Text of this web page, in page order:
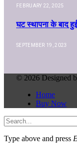
FEBRUARY 22, 2025
घट स्थापना के बाद
SEPTEMBER 19, 2023
© 2026 Designed
Home
Buy Now
Type above and press